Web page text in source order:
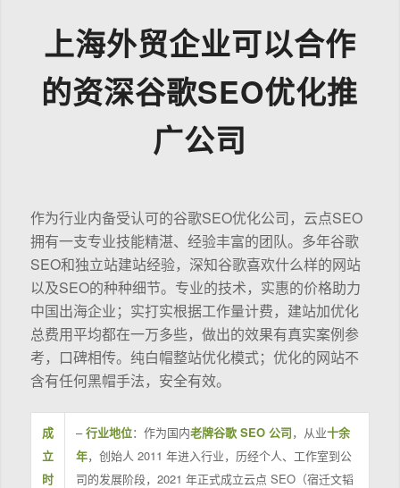
上海外贸企业可以合作
的资深谷歌SEO优化推
广公司
作为行业内备受认可的谷歌SEO优化公司，云点SEO
拥有一支专业技能精湛、经验丰富的团队。多年谷歌
SEO和独立站建站经验，深知谷歌喜欢什么样的网站
以及SEO的种种细节。专业的技术，实惠的价格助力
中国出海企业；实打实根据工作量计费，建站加优化
总费用平均都在一万多些，做出的效果有真实案例参
考，口碑相传。纯白帽整站优化模式；优化的网站不
含有任何黑帽手法，安全有效。
成
立
时
–行业地位：作为国内老牌谷歌 SEO 公司，从业十余
年，创始人 2011 年进入行业，历经个人、工作室到公
司的发展阶段，2021 年正式成立云点 SEO（宿迁文韬